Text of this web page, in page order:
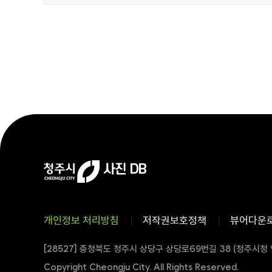
개인정보 처리방침 저작권보호정책 뷰어다운
[28527] 충청북도 청주시 상당구 상당로69번길 38 (청주시청
Copyright Cheongju City. All Rights Reserved.